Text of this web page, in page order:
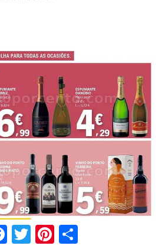
Facebook Twitter Pinterest